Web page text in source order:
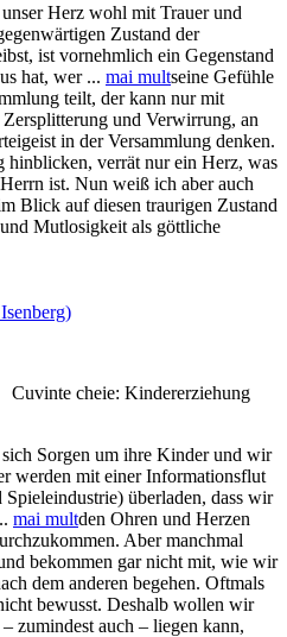
Herz wohl mit Trauer und
Zustand der
ist vornehmlich ein Gegenstand
hat, wer ... mai multseine Gefühle
teilt, der kann nur mit
und Verwirrung, an
in der Versammlung denken.
hinblicken, verrät nur ein Herz, was
ist. Nun weiß ich aber auch
Blick auf diesen traurigen Zustand
Mutlosigkeit als göttliche
Cuvinte cheie: Kindererziehung
Sorgen um ihre Kinder und wir
werden mit einer Informationsflut
überladen, dass wir
mai multden Ohren und Herzen
Aber manchmal
bekommen gar nicht mit, wie wir
dem anderen begehen. Oftmals
bewusst. Deshalb wollen wir
zumindest auch – liegen kann,